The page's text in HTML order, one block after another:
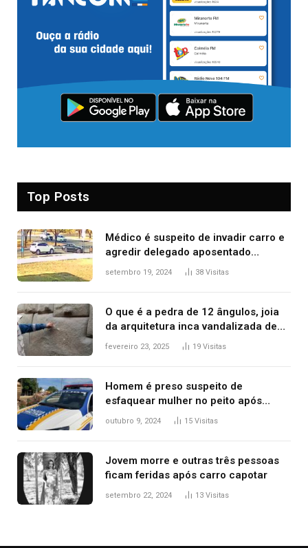
Top Posts
Médico é suspeito de invadir carro e
agredir delegado aposentado
durante confusão no trânsito
setembro 19, 2024 38 Visitas
O que é a pedra de 12 ângulos, joia
da arquitetura inca vandalizada de
forma irrecuperável
fevereiro 23, 2025 19 Visitas
Homem é preso suspeito de
esfaquear mulher no peito após
discussão por causa de drogas, diz
outubro 9, 2024 15 Visitas
Jovem morre e outras três pessoas
ficam feridas após carro capotar
setembro 22, 2024 13 Visitas